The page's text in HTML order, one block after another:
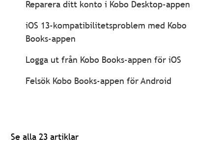
Reparera ditt konto i Kobo Desktop-appen
iOS 13-kompatibilitetsproblem med Kobo
Books-appen
Logga ut från Kobo Books-appen för iOS
Felsök Kobo Books-appen för Android
Se alla 23 artiklar